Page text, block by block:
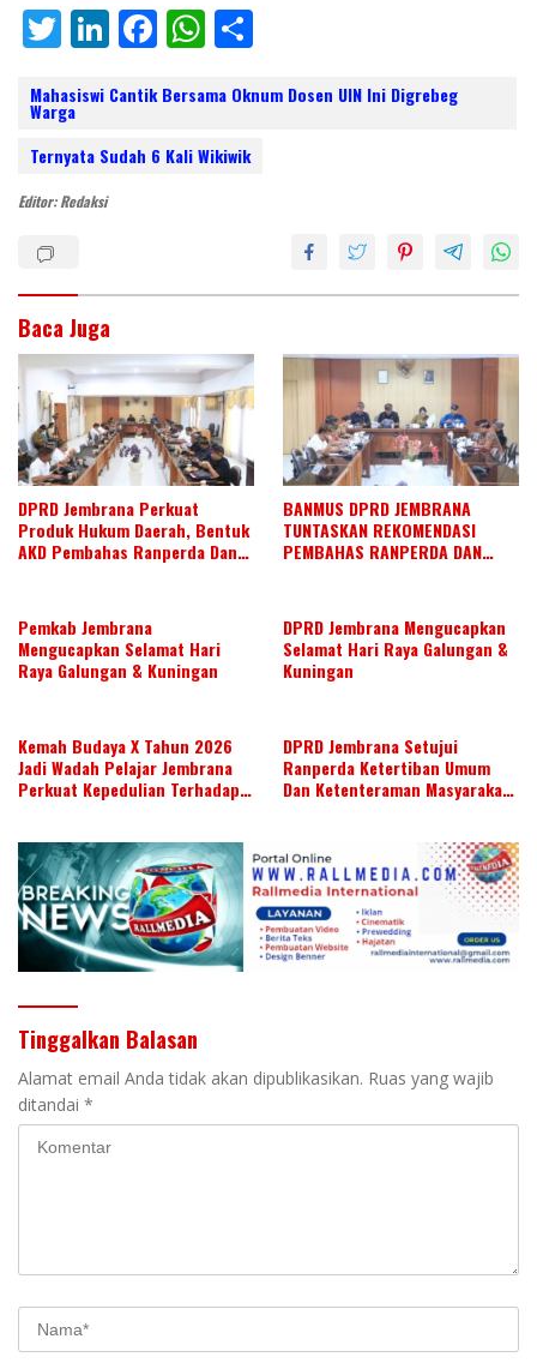
T
w
itt
er
Li
n
k
e
dI
F
ac
e
b
o
W
h
at
s
A
ar
Mahasiswi Cantik Bersama Oknum Dosen UIN Ini Digrebeg
Warga
Ternyata Sudah 6 Kali Wikiwik
Editor: Redaksi
Baca Juga
DPRD Jembrana Perkuat
Produk Hukum Daerah, Bentuk
AKD Pembahas Ranperda Dan
BANMUS DPRD JEMBRANA
TUNTASKAN REKOMENDASI
PEMBAHAS RANPERDA DAN
Pemkab Jembrana
Mengucapkan Selamat Hari
Raya Galungan & Kuningan
DPRD Jembrana Mengucapkan
Selamat Hari Raya Galungan &
Kuningan
Kemah Budaya X Tahun 2026
Jadi Wadah Pelajar Jembrana
Perkuat Kepedulian Terhadap
DPRD Jembrana Setujui
Ranperda Ketertiban Umum
Dan Ketenteraman Masyarakat
Tinggalkan Balasan
Alamat email Anda tidak akan dipublikasikan. Ruas yang wajib
ditandai *